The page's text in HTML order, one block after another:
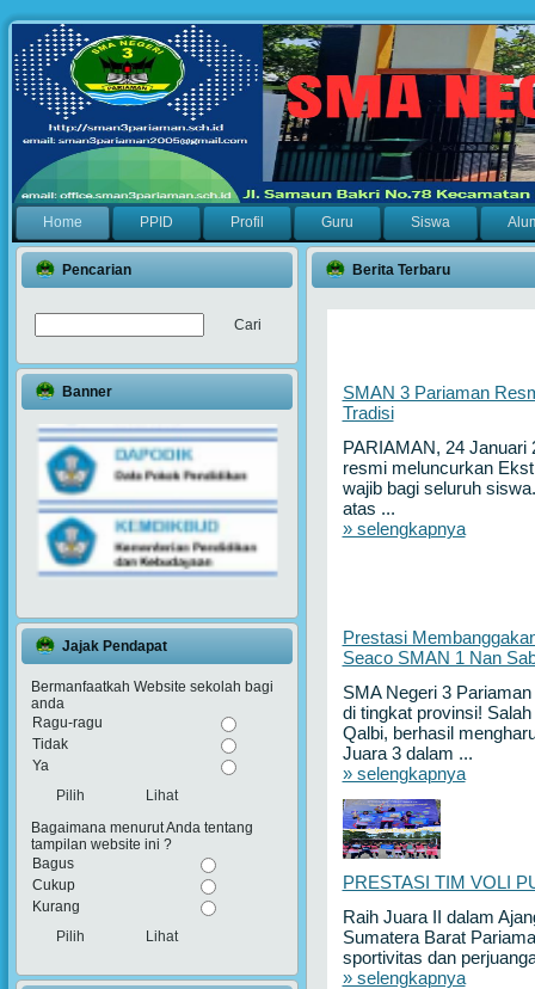
Home PPID Profil Guru Siswa
Pencarian
Banner
Jajak Pendapat
Bermanfaatkah Website sekolah bagi
anda
Ragu-ragu
Tidak
Ya
Lihat
Bagaimana menurut Anda tentang
tampilan website ini ?
Bagus
Cukup
Kurang
Lihat
Berita Terbaru
SMAN 3 Pariaman
Tradisi
PARIAMAN, 24
resmi meluncurkan
wajib bagi seluruh
atas ...
» selengkapnya
Prestasi
Seaco SMAN 1 Nan
SMA Negeri 3
di tingkat provinsi!
Qalbi, berhasil
Juara 3 dalam ...
» selengkapnya
PRESTASI TIM VOLI
Raih Juara II dalam
Sumatera Barat
sportivitas dan
» selengkapnya